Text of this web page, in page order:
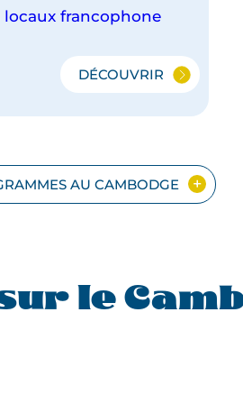
locaux francophone
DÉCOUVRIR
CROISIÈRE
DELTA
AUX
TEMPLES
AU CAMBODGE
le